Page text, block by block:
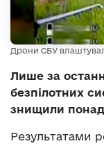
Дрони СБУ
Лише за
безпілотних
знищили понад
Результатами